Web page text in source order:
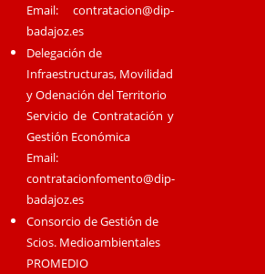
Email:contratacion@dip-
badajoz.es
Delegación de
Infraestructuras, Movilidad
y Odenación del Territorio
Servicio de Contratación y
Gestión Económica
Email:
contratacionfomento@dip-
badajoz.es
Consorcio de Gestión de
Scios. Medioambientales
PROMEDIO